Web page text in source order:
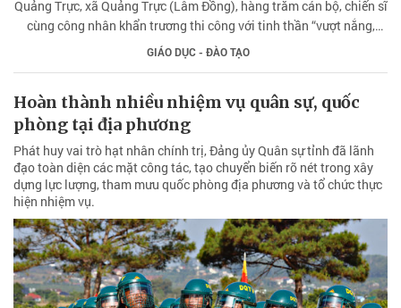
Quảng Trực, xã Quảng Trực (Lâm Đồng), hàng trăm cán bộ, chiến sĩ
cùng công nhân khẩn trương thi công với tinh thần “vượt nắng,
thắng mưa”, tranh thủ từng giờ để đưa dự án về đích đúng hạn.
GIÁO DỤC - ĐÀO TẠO
Hoàn thành nhiều nhiệm vụ quân sự, quốc
phòng tại địa phương
Phát huy vai trò hạt nhân chính trị, Đảng ủy Quân sự tỉnh đã lãnh
đạo toàn diện các mặt công tác, tạo chuyển biến rõ nét trong xây
dựng lực lượng, tham mưu quốc phòng địa phương và tổ chức thực
hiện nhiệm vụ.